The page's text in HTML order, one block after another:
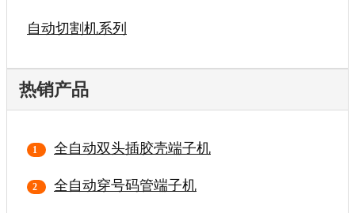
自动切割机系列
热销产品
全自动双头插胶壳端子机
全自动穿号码管端子机